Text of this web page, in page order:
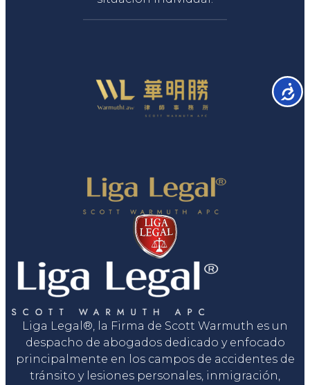
Liga Legal®, la Firma de Scott Warmuth es un
despacho de abogados dedicado y enfocado
principalmente en los campos de accidentes de
tránsito y lesiones personales, inmigración,